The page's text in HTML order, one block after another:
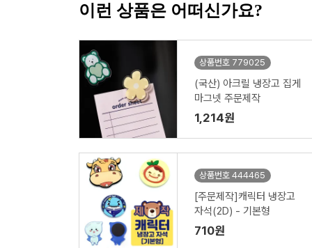
이런 상품은 어떠신가요?
상품번호 779025
(국산) 아크릴 냉장고 집게
마그넷 주문제작
1,214원
상품번호 444465
[주문제작]캐릭터 냉장고
자석(2D) - 기본형
710원